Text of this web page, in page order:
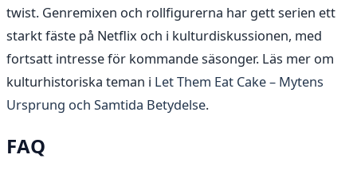
twist. Genremixen och rollfigurerna har gett serien ett
starkt fäste på Netflix och i kulturdiskussionen, med
fortsatt intresse för kommande säsonger. Läs mer om
kulturhistoriska teman i Let Them Eat Cake – Mytens
Ursprung och Samtida Betydelse.
FAQ